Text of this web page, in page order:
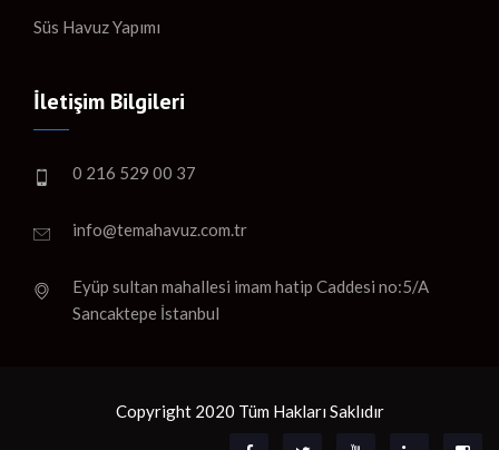
Süs Havuz Yapımı
İletişim Bilgileri
0 216 529 00 37
info@temahavuz.com.tr
Eyüp sultan mahallesi imam hatip Caddesi no:5/A
Sancaktepe İstanbul
Copyright 2020 Tüm Hakları Saklıdır